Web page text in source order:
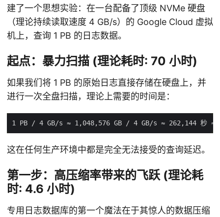
建了一个思想实验：在一台配备了顶级 NVMe 硬盘
（理论持续读取速度 4 GB/s）的 Google Cloud 虚拟
机上，查询 1 PB 的日志数据。
起点：暴力扫描 (理论耗时: 70 小时)
如果我们将 1 PB 的原始日志直接存储在硬盘上，并
进行一次全盘扫描，理论上需要的时间是：
这在任何生产环境中都是完全无法接受的查询延迟。
第一步：高压缩率带来的飞跃 (理论耗
时: 4.6 小时)
专用日志数据库的第一个魔法在于其惊人的数据压缩